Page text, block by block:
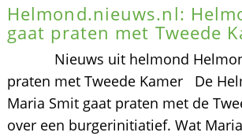
Helmond.nieuws.nl:
gaat praten met Tweede
Nieuws uit helmond
praten met Tweede Kamer De
Maria Smit gaat praten met de
over een burgerinitiatief. Wat